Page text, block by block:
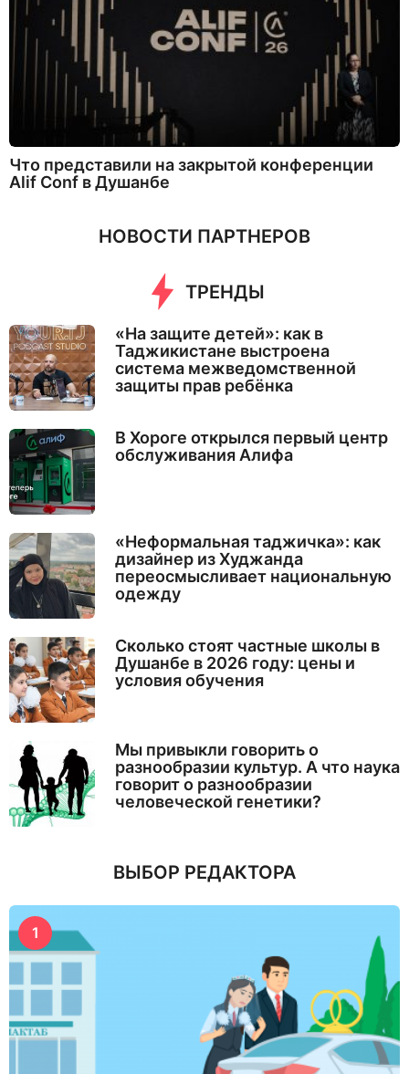
Что представили на закрытой конференции
Alif Conf в Душанбе
НОВОСТИ ПАРТНЕРОВ
ТРЕНДЫ
«На защите детей»: как в
Таджикистане выстроена
система межведомственной
защиты прав ребёнка
В Хороге открылся первый центр
обслуживания Алифа
«Неформальная таджичка»: как
дизайнер из Худжанда
переосмысливает национальную
одежду
Сколько стоят частные школы в
Душанбе в 2026 году: цены и
условия обучения
Мы привыкли говорить о
разнообразии культур. А что наука
говорит о разнообразии
человеческой генетики?
ВЫБОР РЕДАКТОРА
1